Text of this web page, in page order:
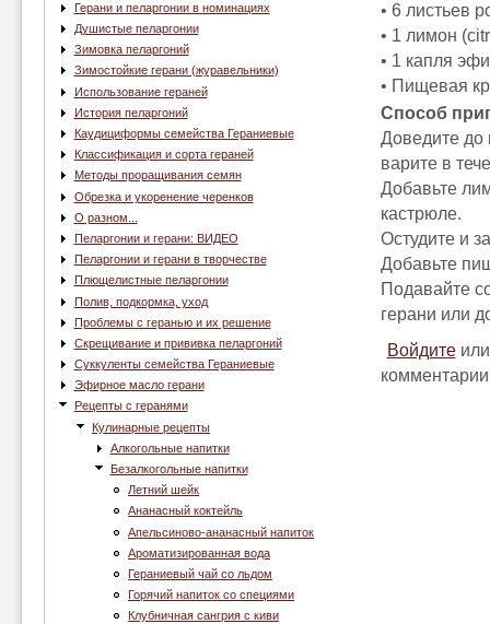
Герани и пеларгонии в номинациях
Душистые пеларгонии
Зимовка пеларгоний
Зимостойкие герани (журавельники)
Использование гераней
История пеларгоний
Каудициформы семейства Гераниевые
Классификация и сорта гераней
Методы проращивания семян
Обрезка и укоренение черенков
О разном...
Пеларгонии и герани: ВИДЕО
Пеларгонии и герани в творчестве
Плющелистные пеларгонии
Полив, подкормка, уход
Проблемы с геранью и их решение
Скрещивание и прививка пеларгоний
Суккуленты семейства Гераниевые
Эфирное масло герани
Рецепты с геранями
Кулинарные рецепты
Алкогольные напитки
Безалкогольные напитки
Летний шейк
Ананасный коктейль
Апельсиново-ананасный напиток
Ароматизированная вода
Гераниевый чай со льдом
Горячий напиток со специями
Клубничная сангрия с киви
• 6 листьев
• 1 лимон
• 1 капля
• Пищевая
Способ
Доведите до
варите в
Добавьте
кастрюле.
Остудите и
Добавьте
Подавайте
герани или
Войдите
комментарии